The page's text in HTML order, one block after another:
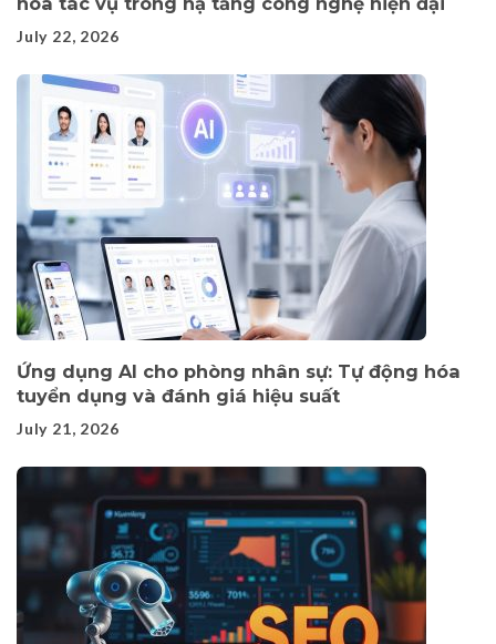
July 22, 2026
Ứng dụng AI cho phòng nhân sự: Tự động hóa
tuyển dụng và đánh giá hiệu suất
July 21, 2026